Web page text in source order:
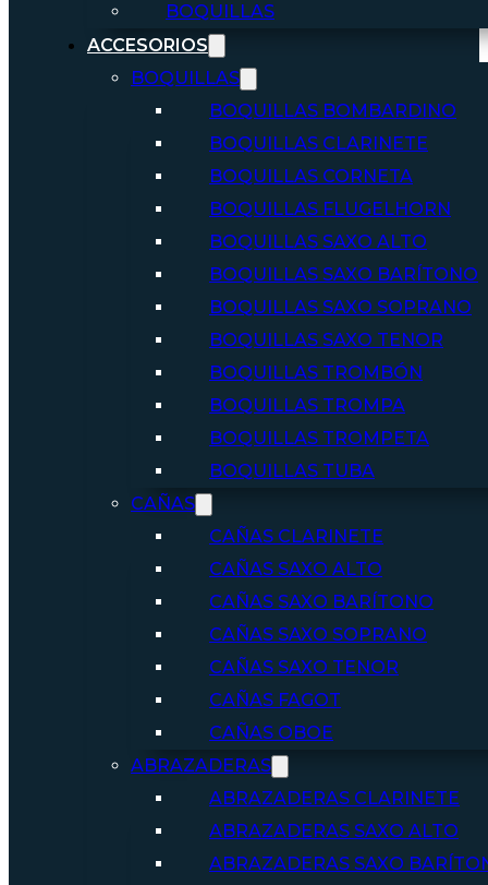
BOQUILLAS
ACCESORIOS
BOQUILLAS
BOQUILLAS BOMBARDINO
BOQUILLAS CLARINETE
BOQUILLAS CORNETA
BOQUILLAS FLUGELHORN
BOQUILLAS SAXO ALTO
BOQUILLAS SAXO BARÍTONO
BOQUILLAS SAXO SOPRANO
BOQUILLAS SAXO TENOR
BOQUILLAS TROMBÓN
BOQUILLAS TROMPA
BOQUILLAS TROMPETA
BOQUILLAS TUBA
CAÑAS
CAÑAS CLARINETE
CAÑAS SAXO ALTO
CAÑAS SAXO BARÍTONO
CAÑAS SAXO SOPRANO
CAÑAS SAXO TENOR
CAÑAS FAGOT
CAÑAS OBOE
ABRAZADERAS
ABRAZADERAS CLARINETE
ABRAZADERAS SAXO ALTO
ABRAZADERAS SAXO